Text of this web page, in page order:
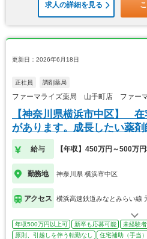
求人の詳細を見る
更新日：2026年6月18日
正社員 調剤薬局
ファーマライズ薬局 山手町店 ファー
【神奈川県横浜市中区】
があります。成長したい薬剤
給与 【年収】450万円～500万
勤務地 神奈川県 横浜市中区
アクセス 横浜高速鉄道みなとみらい線
年収500万円以上可 新卒も応募可能
未経験
原則、引越しを伴う転勤なし
住宅補助（手当